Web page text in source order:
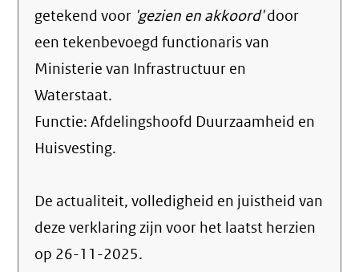
getekend voor 'gezien en akkoord'door
een tekenbevoegd functionaris van
Ministerie van Infrastructuur en
Waterstaat.
Functie:Afdelingshoofd Duurzaamheid en
Huisvesting.
De actualiteit, volledigheid en juistheid van
deze verklaring zijn voor het laatst herzien
op 26-11-2025.